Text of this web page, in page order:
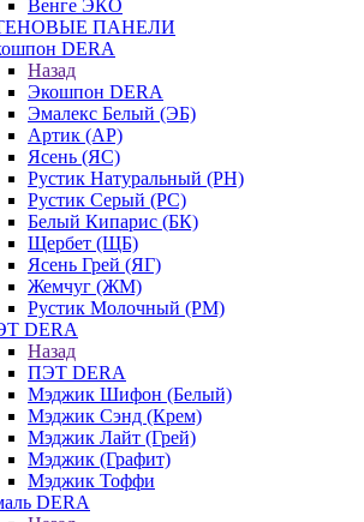
Венге ЭКО
ПАНЕЛИ
DERA
Назад
Экошпон DERA
Эмалекс Белый (ЭБ)
Артик (АР)
Ясень (ЯС)
Рустик Натуральный (РН)
Рустик Серый (РС)
Белый Кипарис (БК)
Щербет (ЩБ)
Ясень Грей (ЯГ)
Жемчуг (ЖМ)
Рустик Молочный (РМ)
DERA
Назад
ПЭТ DERA
Мэджик Шифон (Белый)
Мэджик Сэнд (Крем)
Мэджик Лайт (Грей)
Мэджик (Графит)
Мэджик Тоффи
DERA